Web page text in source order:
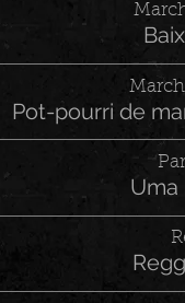
Pot-pourri de
Uma